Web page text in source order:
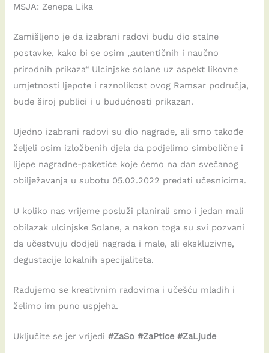
MSJA: Zenepa Lika
Zamišljeno je da izabrani radovi budu dio stalne
postavke, kako bi se osim „autentičnih i naučno
prirodnih prikaza“ Ulcinjske solane uz aspekt likovne
umjetnosti ljepote i raznolikost ovog Ramsar područja,
bude široj publici i u budućnosti prikazan.
Ujedno izabrani radovi su dio nagrade, ali smo takođe
željeli osim izložbenih djela da podjelimo simbolične i
lijepe nagradne-paketiće koje ćemo na dan svečanog
obilježavanja u subotu 05.02.2022 predati učesnicima.
U koliko nas vrijeme posluži planirali smo i jedan mali
obilazak ulcinjske Solane, a nakon toga su svi pozvani
da učestvuju dodjeli nagrada i male, ali ekskluzivne,
degustacije lokalnih specijaliteta.
Radujemo se kreativnim radovima i učešću mladih i
želimo im puno uspjeha.
Uključite se jer vrijedi#ZaSo #ZaPtice #ZaLjude